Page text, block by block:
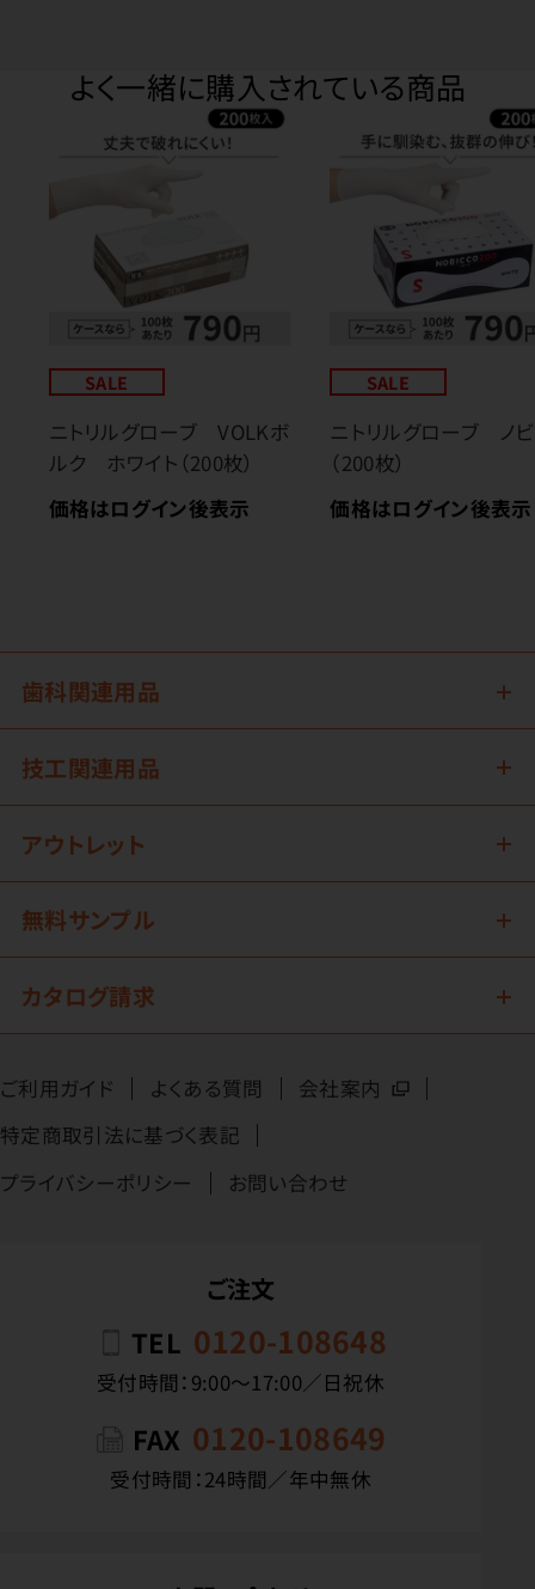
よく一緒に購入されている商品
SALE
ニトリルグローブ VOLKボ
ルク ホワイト（200枚）
価格はログイン後表示
SALE
ニトリルグローブ ノ
（200枚）
価格はログイン後表示
歯科関連用品
技工関連用品
アウトレット
無料サンプル
カタログ請求
ご利用ガイド よくある質問
会社案内
特定商取引法に基づく表記
プライバシーポリシー
お問い合わせ
ご注文
TEL 0120-108648
受付時間：9:00〜17:00／日祝休
FAX 0120-108649
受付時間：24時間／年中無休